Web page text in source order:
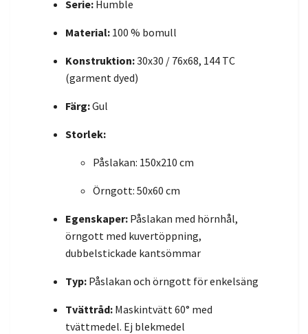
Serie: Humble
Material: 100 % bomull
Konstruktion:30x30 / 76x68, 144 TC
(garment dyed)
Färg:Gul
Storlek:
Påslakan: 150x210 cm
Örngott: 50x60 cm
Egenskaper: Påslakan med hörnhål,
örngott med kuvertöppning,
dubbelstickade kantsömmar
Typ: Påslakan och örngott för enkelsäng
Tvättråd: Maskintvätt 60° med
tvättmedel. Ej blekmedel